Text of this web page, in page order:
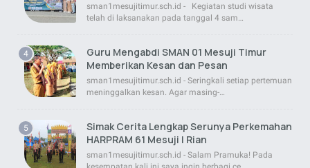
sman1mesujitimur.sch.id - Kegiatan studi wisata
telah di laksanakan pada tanggal 4 sam…
Guru Mengabdi SMAN 01 Mesuji Timur
Memberikan Kesan dan Pesan
sman1mesujitimur.sch.id - Seringkali setiap pertemuan
meninggalkan kesan. Agar masing-…
Simak Cerita Lengkap Serunya Perkemahan
HARPRAM 61 Mesuji | Rian
sman1mesujitimur.sch.id - Salam Pramuka! Pada